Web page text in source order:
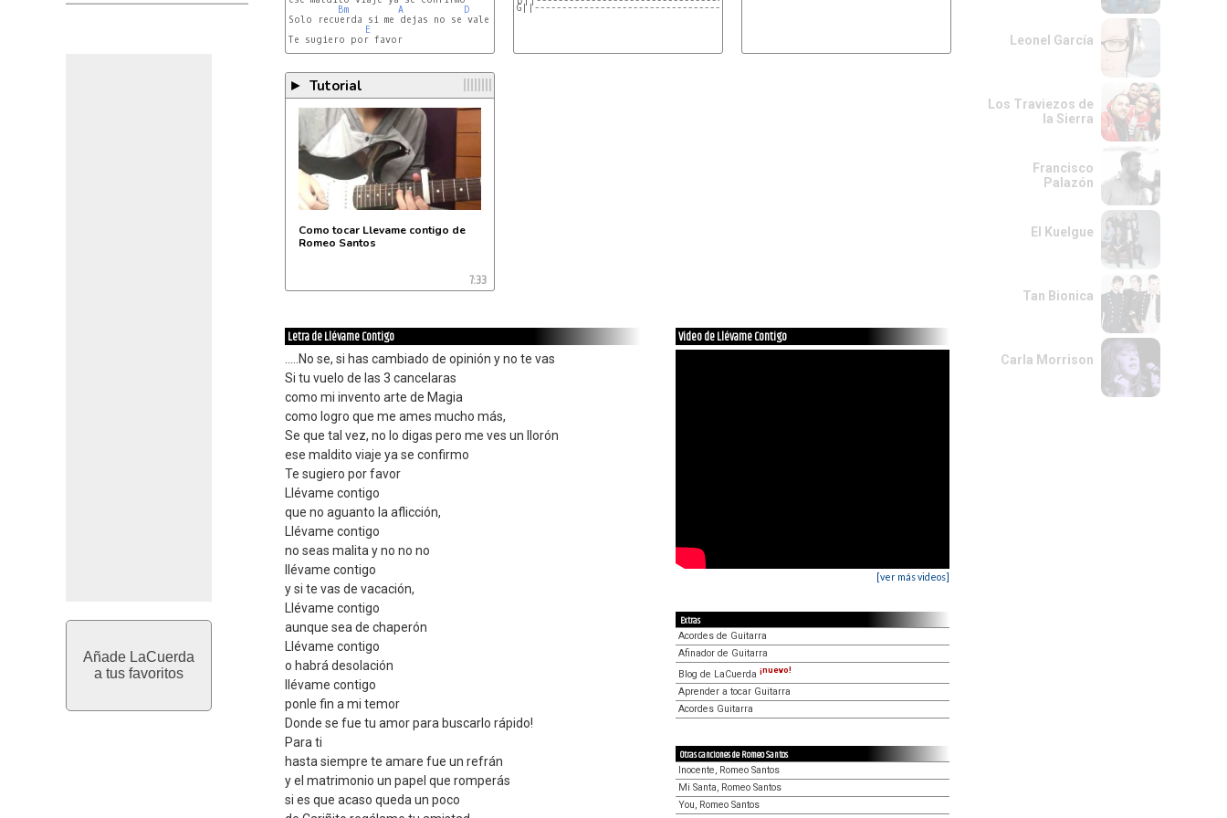
Añade LaCuerda
a tus favoritos
Bm
A
D
Solo recuerda si me dejas no se vale
E
Te sugiero por favor
G||------------------------------------------------------------|
► Tutorial
Como tocar Llevame contigo de
Romeo Santos
7:33
Letra de Llévame Contigo
.....No se, si has cambiado de opinión y no te vas
Si tu vuelo de las 3 cancelaras
como mi invento arte de Magia
como logro que me ames mucho más,
Se que tal vez, no lo digas pero me ves un llorón
ese maldito viaje ya se confirmo
Te sugiero por favor
Llévame contigo
que no aguanto la aflicción,
Llévame contigo
no seas malita y no no no
llévame contigo
y si te vas de vacación,
Llévame contigo
aunque sea de chaperón
Llévame contigo
o habrá desolación
llévame contigo
ponle fin a mi temor
Donde se fue tu amor para buscarlo rápido!
Para ti
hasta siempre te amare fue un refrán
y el matrimonio un papel que romperás
si es que acaso queda un poco
Video de Llévame Contigo
[ver más videos]
Extras
Acordes de Guitarra
Afinador de Guitarra
Blog de LaCuerda ¡nuevo!
Aprender a tocar Guitarra
Acordes Guitarra
Otras canciones de Romeo Santos
Inocente, Romeo Santos
Mi Santa, Romeo Santos
You, Romeo Santos
Leonel García
Los Traviezos de
la Sierra
Francisco
Palazón
El Kuelgue
Tan Bionica
Carla Morrison